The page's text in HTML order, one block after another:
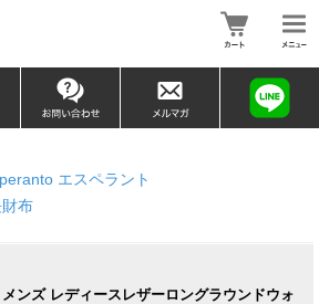
エスペラント
布
ンズ レディースレザーロングラウンドウォ